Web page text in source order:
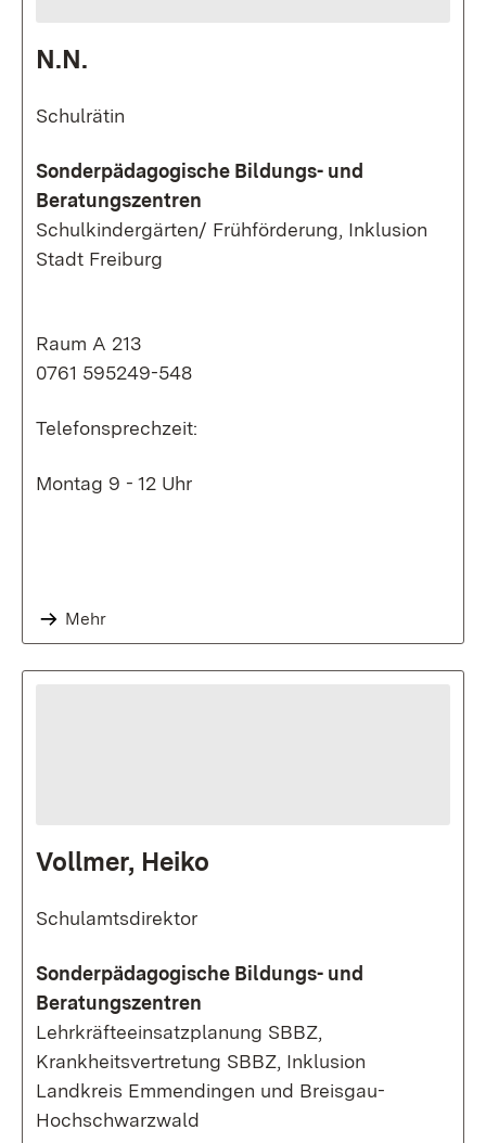
N.N.
Schulrätin
Sonderpädagogische Bildungs- und
Beratungszentren
Schulkindergärten/ Frühförderung, Inklusion
Stadt Freiburg
Raum A 213
0761 595249-548
Telefonsprechzeit:
Montag 9 - 12 Uhr
Mehr
Vollmer, Heiko
Schulamtsdirektor
Sonderpädagogische Bildungs- und
Beratungszentren
Lehrkräfteeinsatzplanung SBBZ,
Krankheitsvertretung SBBZ, Inklusion
Landkreis Emmendingen und Breisgau-
Hochschwarzwald